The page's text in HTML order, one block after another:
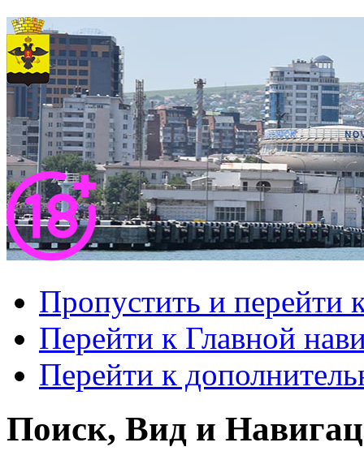
Пропустить и перейти
Перейти к Главной
Перейти к
Поиск, Вид и